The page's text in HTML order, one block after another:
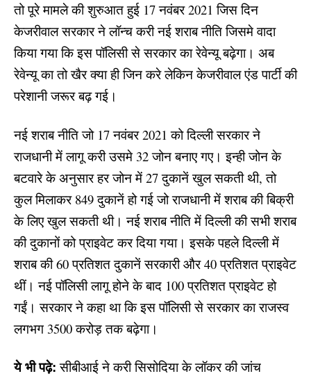
तो पूरे मामले की शुरुआत हुई 17 नवंबर 2021 जिस दिन
केजरीवाल सरकार ने लॉन्च करी नई शराब नीति जिसमे वादा
किया गया कि इस पॉलिसी से सरकार का रेवेन्यू बढ़ेगा। अब
रेवेन्यू का तो खैर क्या ही जिन करे लेकिन केजरीवाल एंड पार्टी की
परेशानी जरूर बढ़ गई।
नई शराब नीति जो 17 नवंबर 2021 को दिल्ली सरकार ने
राजधानी में लागू करी उसमे 32 जोन बनाए गए। इन्ही जोन के
बटवारे के अनुसार हर जोन में 27 दुकानें खुल सकती थी, तो
कुल मिलाकर 849 दुकानें हो गई जो राजधानी में शराब की बिक्री
के लिए खुल सकती थी। नई शराब नीति में दिल्ली की सभी शराब
की दुकानों को प्राइवेट कर दिया गया। इसके पहले दिल्ली में
शराब की 60 प्रतिशत दुकानें सरकारी और 40 प्रतिशत प्राइवेट
थीं। नई पॉलिसी लागू होने के बाद 100 प्रतिशत प्राइवेट हो
गईं। सरकार ने कहा था कि इस पॉलिसी से सरकार का राजस्व
लगभग 3500 करोड़ तक बढ़ेगा।
ये भी पढ़े: सीबीआई ने करी सिसोदिया के लॉकर की जांच